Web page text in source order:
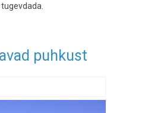
puhkust